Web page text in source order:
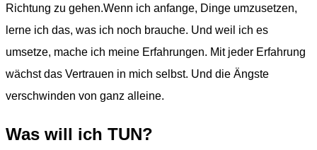
Richtung zu gehen.Wenn ich anfange, Dinge umzusetzen,
lerne ich das, was ich noch brauche. Und weil ich es
umsetze, mache ich meine Erfahrungen. Mit jeder Erfahrung
wächst das Vertrauen in mich selbst. Und die Ängste
verschwinden von ganz alleine.
Was will ich TUN?